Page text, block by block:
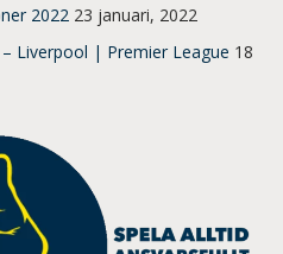
2022 23 januari, 2022
Liverpool | Premier League 18